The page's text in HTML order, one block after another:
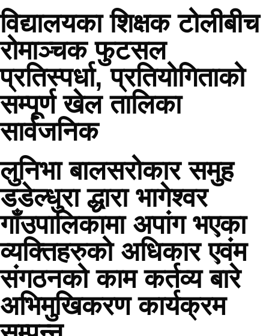
विद्यालयका शिक्षक टोलीबीच
रोमाञ्चक फुटसल
प्रतिस्पर्धा, प्रतियोगिताको
सम्पूर्ण खेल तालिका
सार्वजनिक
लुनिभा बालसरोकार समुह
डडेल्धुरा द्धारा भागेश्वर
गाँउपालिकामा अपांग भएका
व्यक्तिहरुको अधिकार एवंम
संगठनको काम कर्तव्य बारे
अभिमुखिकरण कार्यक्रम